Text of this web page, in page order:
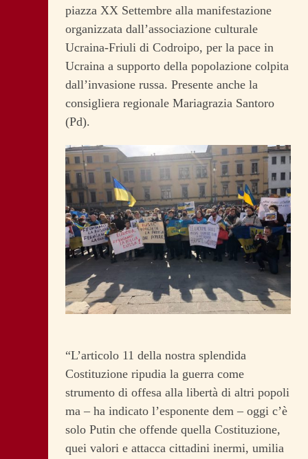
piazza XX Settembre alla manifestazione
organizzata dall’associazione culturale
Ucraina-Friuli di Codroipo, per la pace in
Ucraina a supporto della popolazione colpita
dall’invasione russa. Presente anche la
consigliera regionale Mariagrazia Santoro
(Pd).
“L’articolo 11 della nostra splendida
Costituzione ripudia la guerra come
strumento di offesa alla libertà di altri popoli
ma – ha indicato l’esponente dem – oggi c’è
solo Putin che offende quella Costituzione,
quei valori e attacca cittadini inermi, umilia